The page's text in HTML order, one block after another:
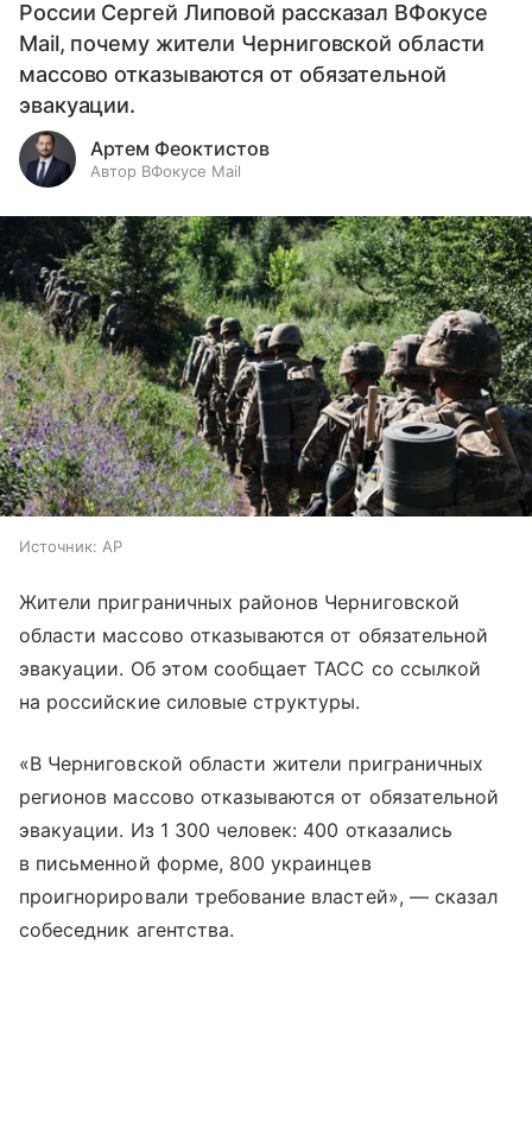
России Сергей Липовой рассказал ВФокусе
Mail, почему жители Черниговской области
массово отказываются от обязательной
эвакуации.
Артем Феоктистов
Автор ВФокусе Mail
Источник: AP
Жители приграничных районов Черниговской
области массово отказываются от обязательной
эвакуации. Об этом сообщает ТАСС со ссылкой
на российские силовые структуры.
«В Черниговской области жители приграничных
регионов массово отказываются от обязательной
эвакуации. Из 1 300 человек: 400 отказались
в письменной форме, 800 украинцев
проигнорировали требование властей», — сказал
собеседник агентства.